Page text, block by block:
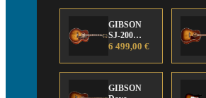
GIBSON
SJ-200
Anniversary
Edition
6 499,00 €
GIBSON